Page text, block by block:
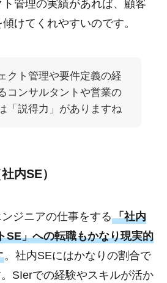
管理の実績があれば、顧客
けてくれやすいのです。
クト管理や要件定義の経
コンサルタントや営業の
「説得力」がありますね
内SE）
ジニアの仕事をする「社内
SE」への転職もかなり現実的
。社内SEにはかなりの割合で
SIerでの経験やスキルが活か